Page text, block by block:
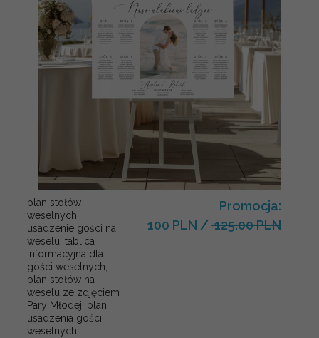
plan stołów
weselnych
usadzenie gości na
weselu, tablica
informacyjna dla
gości weselnych,
plan stołów na
weselu ze zdjęciem
Pary Młodej, plan
usadzenia gości
weselnych
Promocja:
100 PLN / 125.00 PLN